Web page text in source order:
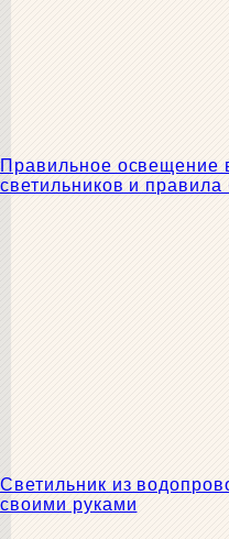
Правильное освещение
светильников и правила
Светильник из
своими руками